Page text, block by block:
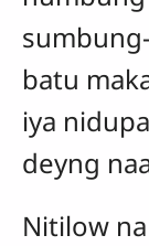
batu
iya
deyng
Nitilow